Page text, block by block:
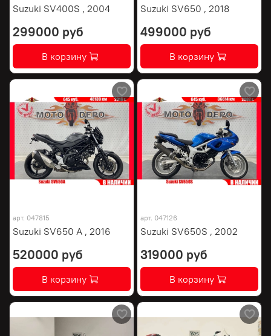
Suzuki SV400S , 2004
299000 руб
В корзину
Suzuki SV650 , 2018
499000 руб
В корзину
арт. 047815
Suzuki SV650 A , 2016
520000 руб
В корзину
арт. 047126
Suzuki SV650S , 2002
319000 руб
В корзину